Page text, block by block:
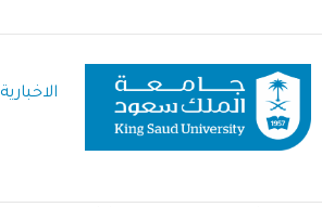
المحتوى
الرئيسي
الاخبارية